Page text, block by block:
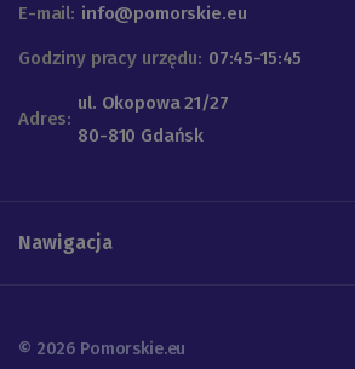
E-mail: info@pomorskie.eu
Godziny pracy urzędu: 07:45-15:45
Adres:
ul. Okopowa 21/27
80-810 Gdańsk
Nawigacja
© 2026 Pomorskie.eu